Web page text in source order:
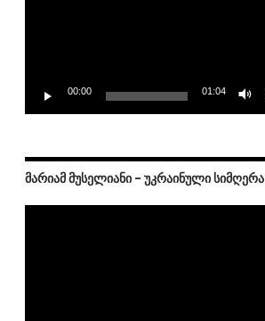
00:00 01:04
ᲛᲐᲠᲘᲐᲛ ᲛᲣᲡᲔᲚᲘᲐᲜᲘ – ᲣᲙᲠᲐᲘᲜᲣᲚᲘ ᲡᲘᲛᲦᲔᲠᲐ